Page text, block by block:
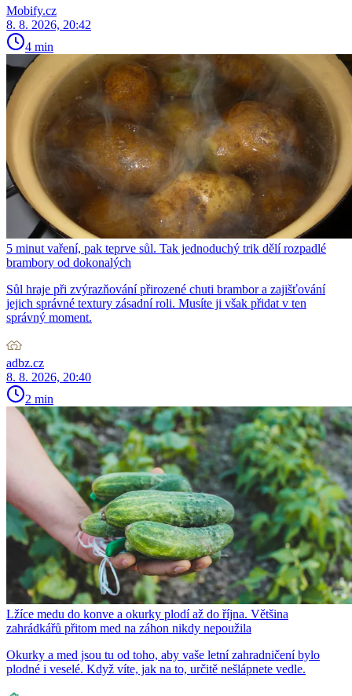
Mobify.cz
8. 8. 2026, 20:42
4 min
5 minut vaření, pak teprve sůl. Tak jednoduchý trik dělí rozpadlé
brambory od dokonalých
Sůl hraje při zvýrazňování přirozené chuti brambor a zajišťování
jejich správné textury zásadní roli. Musíte ji však přidat v ten
správný moment.
adbz.cz
8. 8. 2026, 20:40
2 min
Lžíce medu do konve a okurky plodí až do října. Většina
zahrádkářů přitom med na záhon nikdy nepoužila
Okurky a med jsou tu od toho, aby vaše letní zahradničení bylo
plodné i veselé. Když víte, jak na to, určitě nešlápnete vedle.